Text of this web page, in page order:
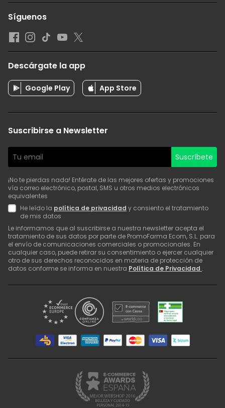
Síguenos
Descárgate la app
Google Play App Store
Suscribirse a Newsletter
Suscríbete
¡No te pierdas nada! Entérate de las mejores ofertas y promociones
vía correo electrónico, postal, SMS u otros medios electrónicos
equivalentes
He leído la política de privacidad y consiento el tratamiento
de mis datos
Le informamos que al suscribirse a nuestra newsletter acepta el
tratamiento de sus datos por parte de PromoFarma Ecom, S.L. para
el envío de comunicaciones comerciales o promocionales. En
cualquier caso, puede retirar su consentimiento o ejercer cualquier
otro de sus derechos reconocidos en materia de protección de
datos conforme se informa en nuestra Política de Privacidad .